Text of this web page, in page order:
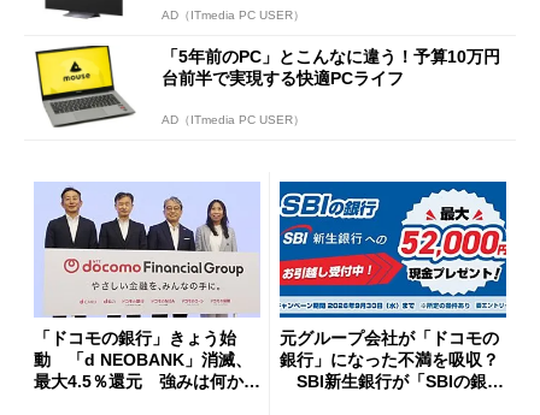
AD（ITmedia PC USER）
「5年前のPC」とこんなに違う！予算10万円
台前半で実現する快適PCライフ
AD（ITmedia PC USER）
「ドコモの銀行」きょう始
動 「d NEOBANK」消滅、
最大4.5％還元 強みは何か解
元グループ会社が「ドコモの
銀行」になった不満を吸収？
SBI新生銀行が「SBIの銀